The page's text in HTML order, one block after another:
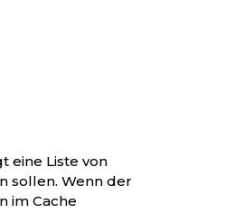
eine Liste von
sollen. Wenn der
im Cache